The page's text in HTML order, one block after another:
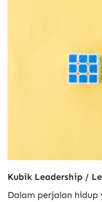
Kubik Leadership /
Dalam perjalan hidup